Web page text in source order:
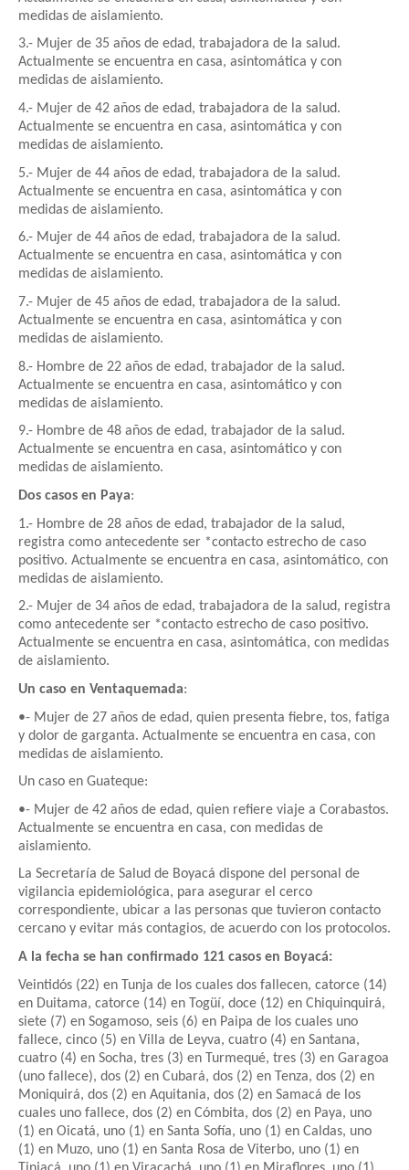
medidas de aislamiento.
3.- Mujer de 35 años de edad, trabajadora de la salud.
Actualmente se encuentra en casa, asintomática y con
medidas de aislamiento.
4.- Mujer de 42 años de edad, trabajadora de la salud.
Actualmente se encuentra en casa, asintomática y con
medidas de aislamiento.
5.- Mujer de 44 años de edad, trabajadora de la salud.
Actualmente se encuentra en casa, asintomática y con
medidas de aislamiento.
6.- Mujer de 44 años de edad, trabajadora de la salud.
Actualmente se encuentra en casa, asintomática y con
medidas de aislamiento.
7.- Mujer de 45 años de edad, trabajadora de la salud.
Actualmente se encuentra en casa, asintomática y con
medidas de aislamiento.
8.- Hombre de 22 años de edad, trabajador de la salud.
Actualmente se encuentra en casa, asintomático y con
medidas de aislamiento.
9.- Hombre de 48 años de edad, trabajador de la salud.
Actualmente se encuentra en casa, asintomático y con
medidas de aislamiento.
Dos casos en Paya:
1.- Hombre de 28 años de edad, trabajador de la salud,
registra como antecedente ser *contacto estrecho de caso
positivo. Actualmente se encuentra en casa, asintomático, con
medidas de aislamiento.
2.- Mujer de 34 años de edad, trabajadora de la salud, registra
como antecedente ser *contacto estrecho de caso positivo.
Actualmente se encuentra en casa, asintomática, con medidas
de aislamiento.
Un caso en Ventaquemada:
•- Mujer de 27 años de edad, quien presenta fiebre, tos, fatiga
y dolor de garganta. Actualmente se encuentra en casa, con
medidas de aislamiento.
Un caso en Guateque:
•- Mujer de 42 años de edad, quien refiere viaje a Corabastos.
Actualmente se encuentra en casa, con medidas de
aislamiento.
La Secretaría de Salud de Boyacá dispone del personal de
vigilancia epidemiológica, para asegurar el cerco
correspondiente, ubicar a las personas que tuvieron contacto
cercano y evitar más contagios, de acuerdo con los protocolos.
A la fecha se han confirmado 121 casos en Boyacá:
Veintidós (22) en Tunja de los cuales dos fallecen, catorce (14)
en Duitama, catorce (14) en Togüí, doce (12) en Chiquinquirá,
siete (7) en Sogamoso, seis (6) en Paipa de los cuales uno
fallece, cinco (5) en Villa de Leyva, cuatro (4) en Santana,
cuatro (4) en Socha, tres (3) en Turmequé, tres (3) en Garagoa
(uno fallece), dos (2) en Cubará, dos (2) en Tenza, dos (2) en
Moniquirá, dos (2) en Aquitania, dos (2) en Samacá de los
cuales uno fallece, dos (2) en Cómbita, dos (2) en Paya, uno
(1) en Oicatá, uno (1) en Santa Sofía, uno (1) en Caldas, uno
(1) en Muzo, uno (1) en Santa Rosa de Viterbo, uno (1) en